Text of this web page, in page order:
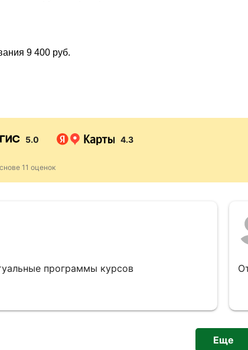
9 400 руб.
5.0 4.3
11 оценок
программы курсов
Еще